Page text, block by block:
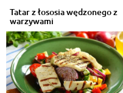
Tatar z łososia wędzonego z
warzywami